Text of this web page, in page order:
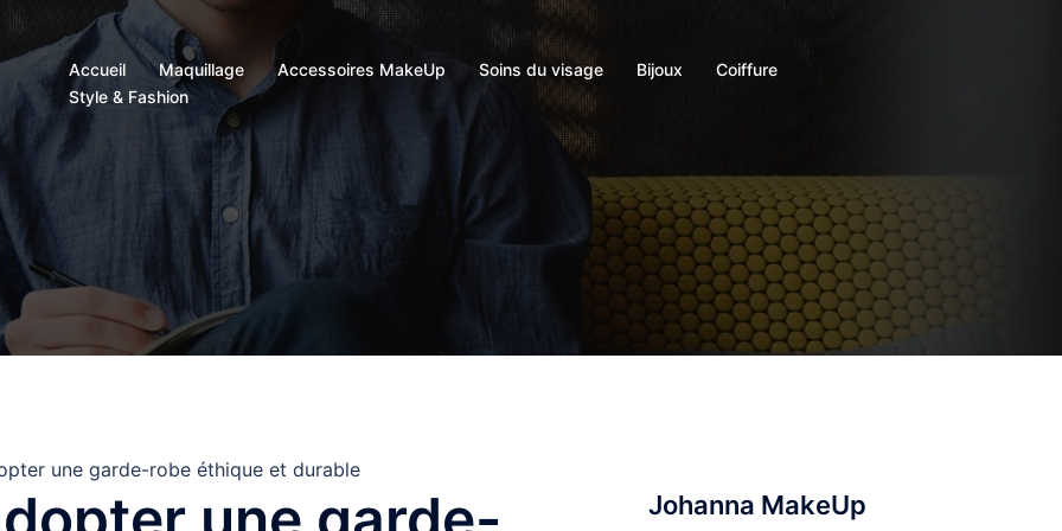
Accueil Maquillage Accessoires MakeUp Soins du visage Bijoux
Coiffure
Style & Fashion
une garde-robe éthique et durable
Johanna MakeUp